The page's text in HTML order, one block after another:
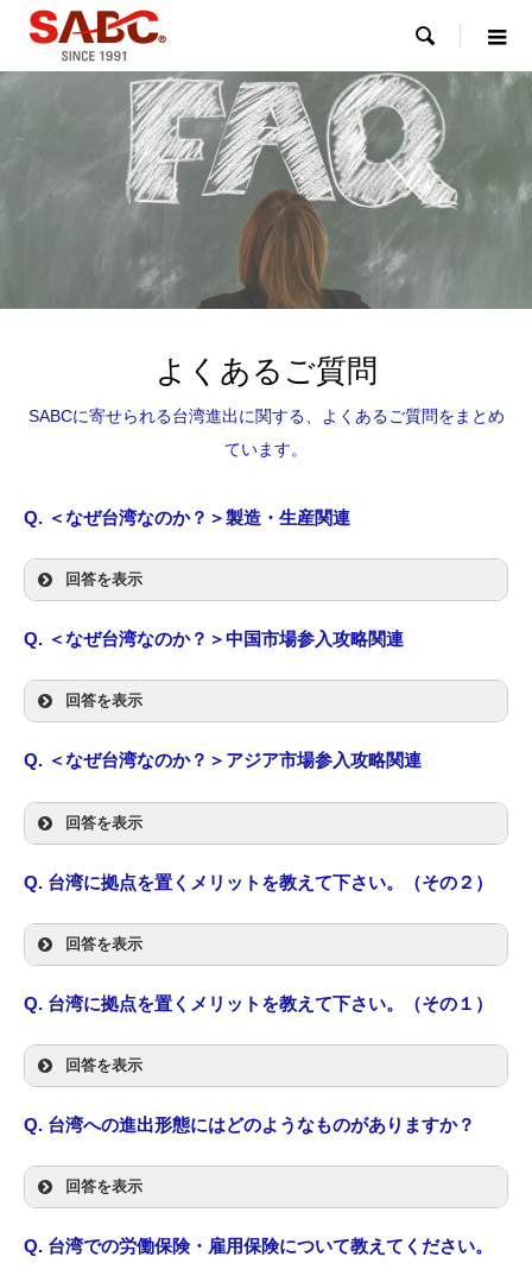

よくあるご質問
SABCに寄せられる台湾進出に関する、よくあるご質問をまとめ
ています。
Q. ＜なぜ台湾なのか？＞製造・生産関連
回答を表示
Q. ＜なぜ台湾なのか？＞中国市場参入攻略関連
回答を表示
Q. ＜なぜ台湾なのか？＞ アジア市場参入攻略関連
回答を表示
Q. 台湾に拠点を置くメリットを教えて下さい。 （その２）
回答を表示
Q. 台湾に拠点を置くメリットを教えて下さい。 （その１）
回答を表示
Q. 台湾への進出形態にはどのようなものがありますか？
回答を表示
Q. 台湾での労働保険・雇用保険について教えてください。